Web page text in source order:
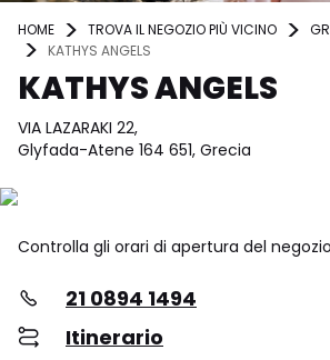
HOME TROVA IL NEGOZIO PIÙ VICINO
KATHYS ANGELS
KATHYS ANGELS
VIA LAZARAKI 22,
Glyfada-Atene 164 651, Grecia
Controlla gli orari di apertura del negozio
21 0894 1494
Itinerario